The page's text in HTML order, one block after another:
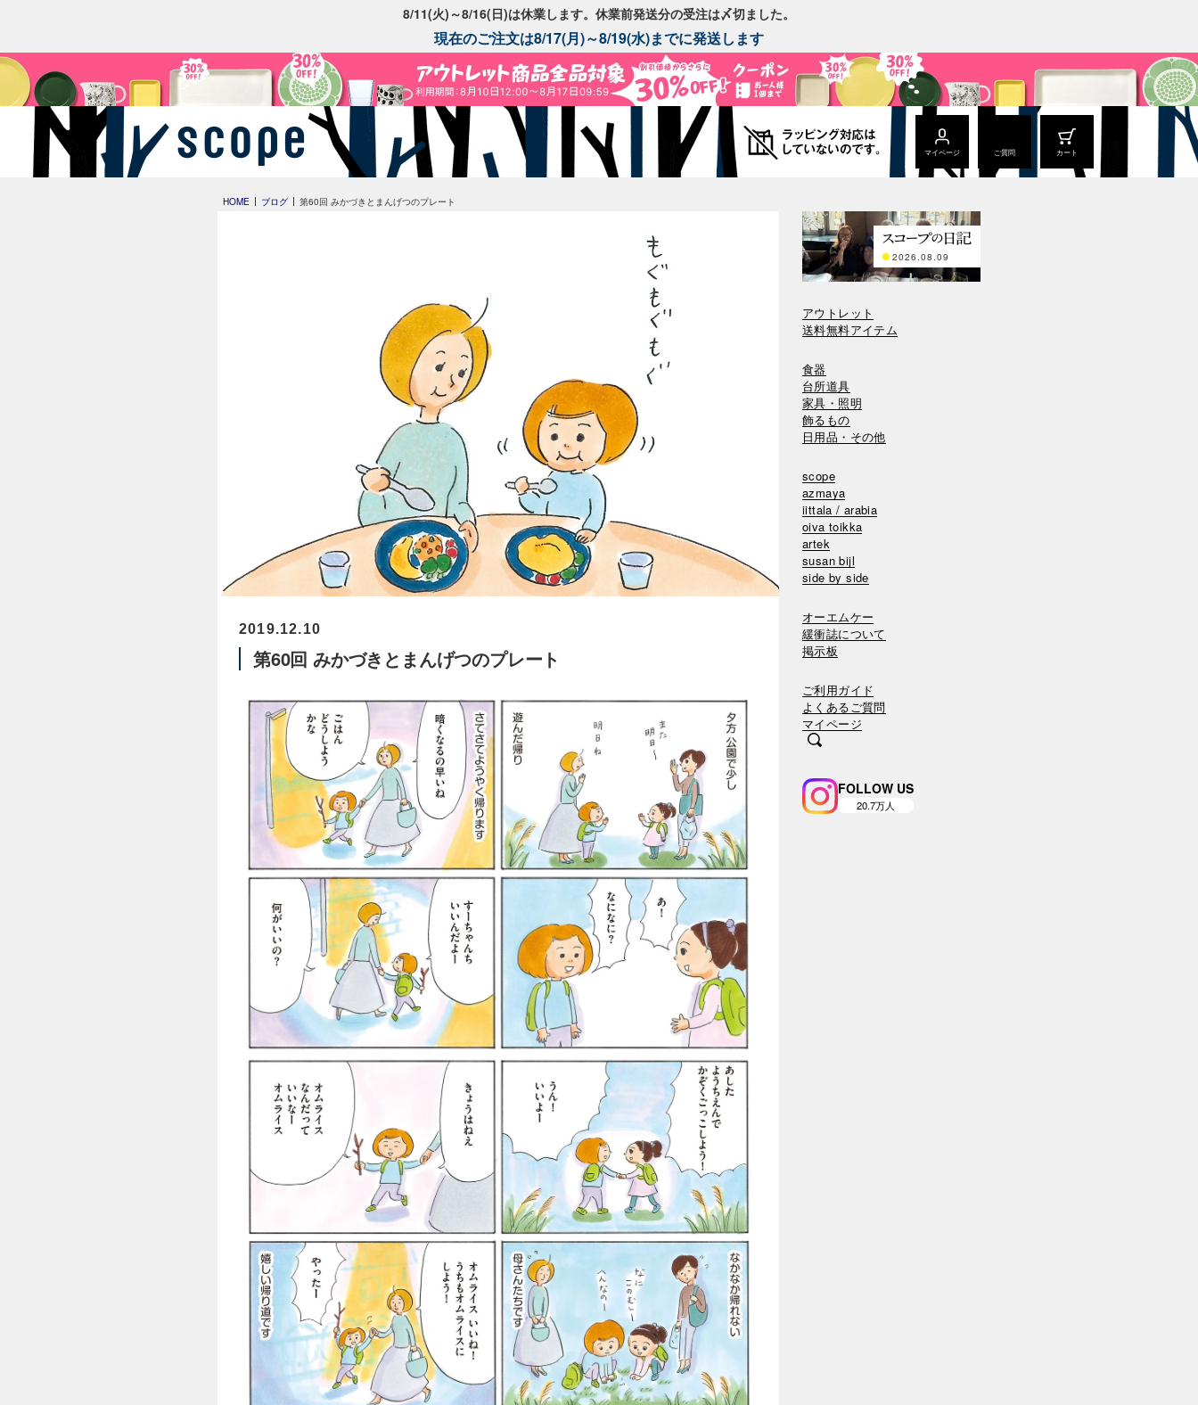
8/11(火)～8/16(日)は休業します。休業前発送分の受注は〆切ました。
現在のご注文は8/17(月)～8/19(水)までに発送します
マイページ ご質問 カート
HOME ブログ 第60回 みかづきとまんげつのプレート
2019.12.10
第60回 みかづきとまんげつのプレート
2026.08.09
アウトレット
送料無料アイテム
食器
台所道具
家具・照明
飾るもの
日用品・その他
scope
azmaya
iittala / arabia
oiva toikka
artek
susan bijl
side by side
オーエムケー
緩衝誌について
掲示板
ご利用ガイド
よくあるご質問
マイページ
FOLLOW US